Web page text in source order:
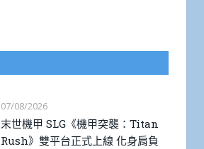
07/08/2026
末世機甲 SLG《機甲突襲：Titan
Rush》雙平台正式上線 化身肩負